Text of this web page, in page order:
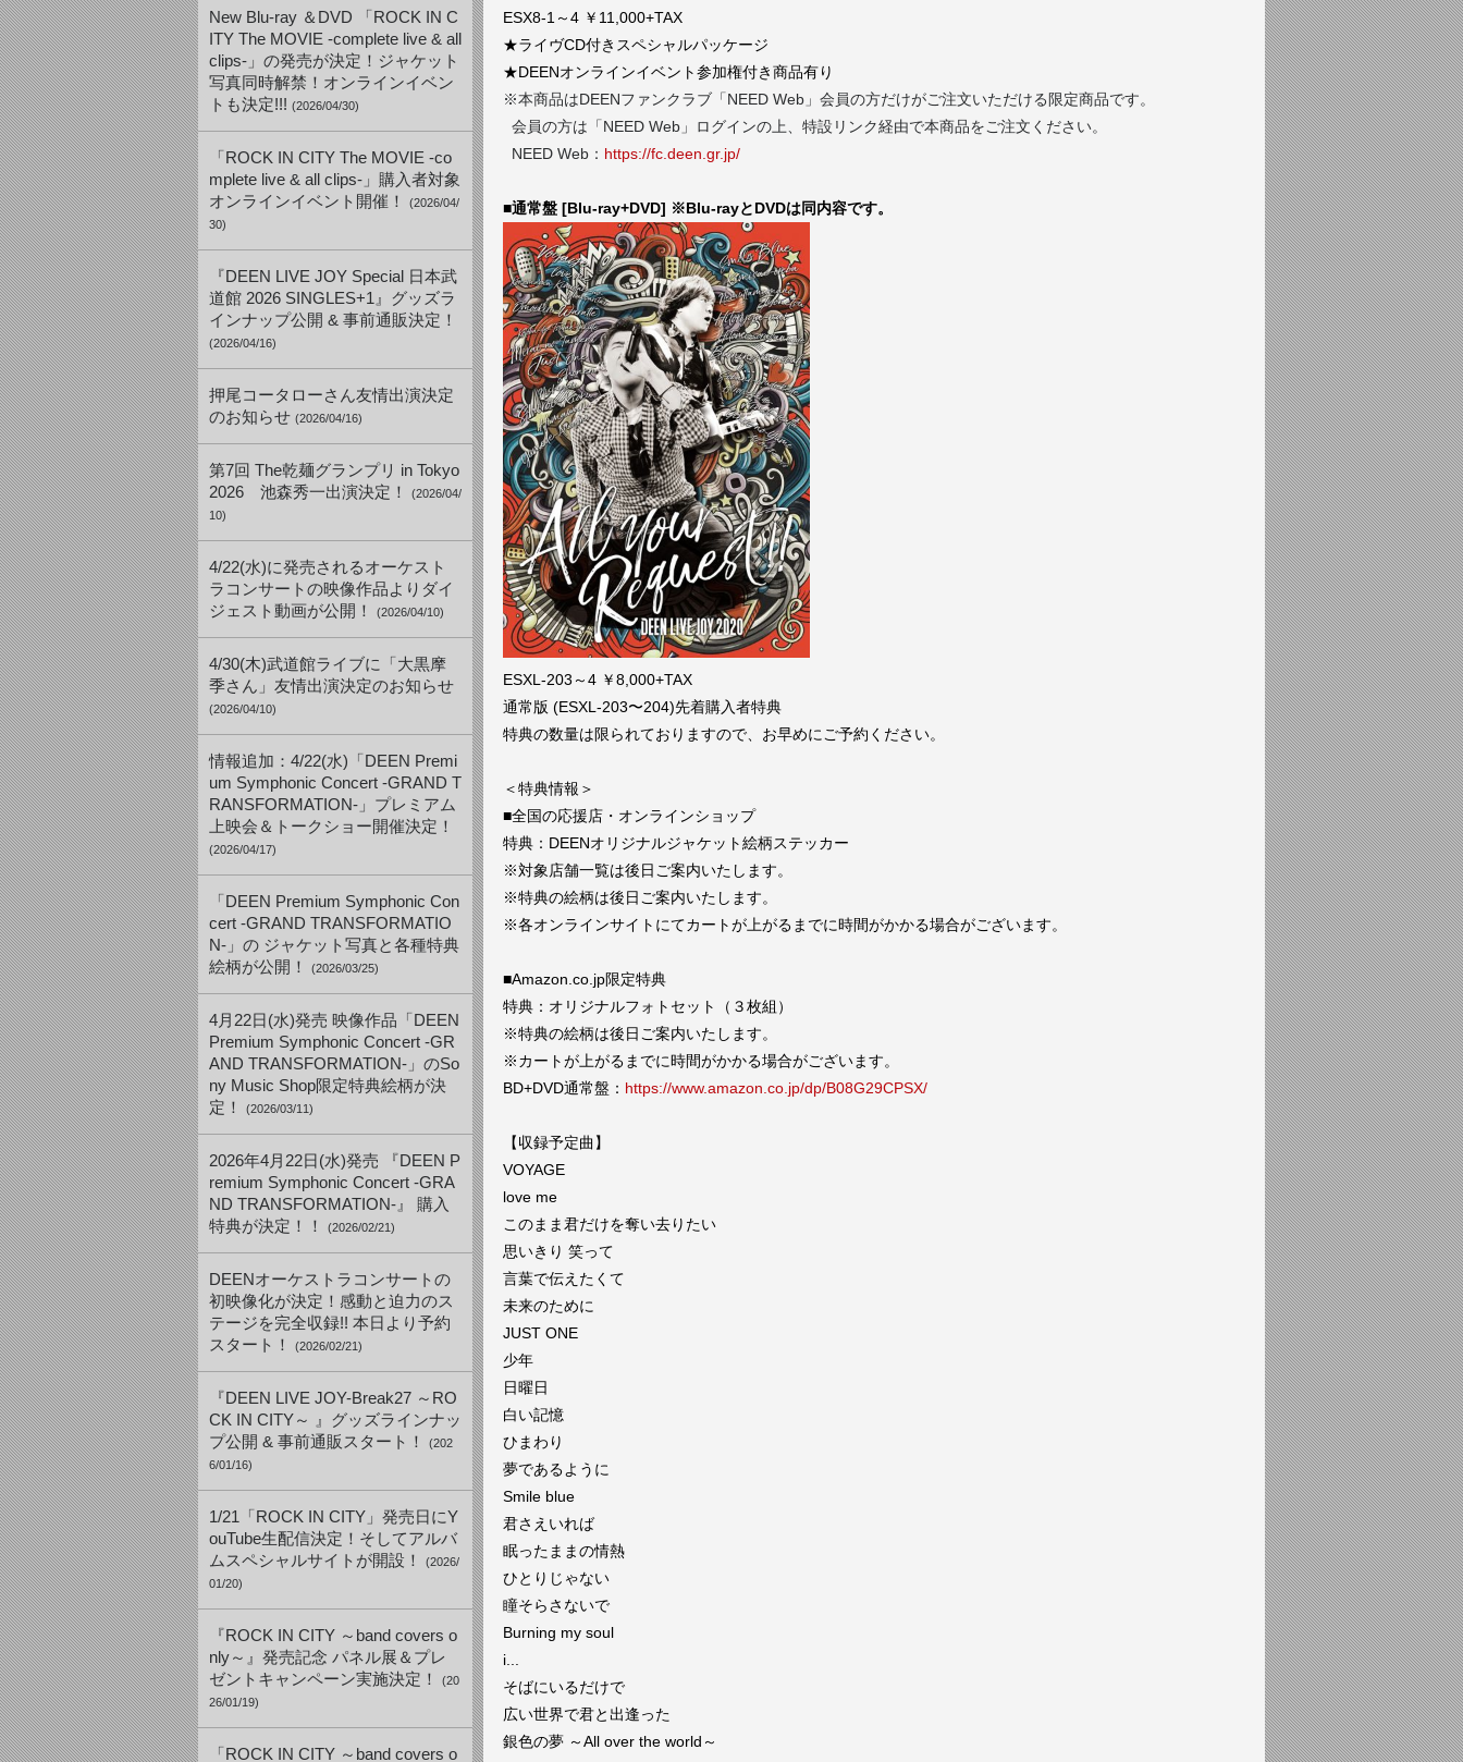
New Blu-ray ＆DVD 「ROCK IN C
ITY The MOVIE -complete live & all
clips-」の発売が決定！ジャケット
写真同時解禁！オンラインイベン
トも決定!!! (2026/04/30)
「ROCK IN CITY The MOVIE -co
mplete live & all clips-」購入者対象
オンラインイベント開催！
(2026/04/
30)
『DEEN LIVE JOY Special 日本武
道館 2026 SINGLES+1』グッズラ
インナップ公開 & 事前通販決定！
(2026/04/16)
押尾コータローさん友情出演決定
のお知らせ (2026/04/16)
第7回 The乾麺グランプリ in Tokyo
2026 池森秀一出演決定！
(2026/04/
10)
4/22(水)に発売されるオーケスト
ラコンサートの映像作品よりダイ
ジェスト動画が公開！
(2026/04/10)
4/30(木)武道館ライブに「大黒摩
季さん」友情出演決定のお知らせ
(2026/04/10)
情報追加：4/22(水)「DEEN Premi
um Symphonic Concert -GRAND T
RANSFORMATION-」プレミアム
上映会＆トークショー開催決定！
(2026/04/17)
「DEEN Premium Symphonic Con
cert -GRAND TRANSFORMATIO
N-」の ジャケット写真と各種特典
絵柄が公開！
(2026/03/25)
4月22日(水)発売 映像作品「DEEN
Premium Symphonic Concert -GR
AND TRANSFORMATION-」のSo
ny Music Shop限定特典絵柄が決
定！
(2026/03/11)
2026年4月22日(水)発売 『DEEN P
remium Symphonic Concert -GRA
ND TRANSFORMATION-』 購入
特典が決定！！
(2026/02/21)
DEENオーケストラコンサートの
初映像化が決定！感動と迫力のス
テージを完全収録!! 本日より予約
スタート！
(2026/02/21)
『DEEN LIVE JOY-Break27 ～RO
CK IN CITY～ 』グッズラインナッ
プ公開 & 事前通販スタート！
(202
6/01/16)
1/21「ROCK IN CITY」発売日にY
ouTube生配信決定！そしてアルバ
ムスペシャルサイトが開設！
(2026/
01/20)
『ROCK IN CITY ～band covers o
nly～』発売記念 パネル展＆プレ
ゼントキャンペーン実施決定！
(20
26/01/19)
「ROCK IN CITY ～band covers o
ESX8-1～4 ￥11,000+TAX
★ライヴCD付きスペシャルパッケージ
★DEENオンラインイベント参加権付き商品有り
※本商品はDEENファンクラブ「NEED Web」会員の方だけがご注文いただける限定商品です。
会員の方は 「NEED Web」
ログインの上、特設リンク経由で本商品をご注文ください。
NEED Web： https://fc.deen.gr.jp/
■通常盤 [Blu-ray+DVD] ※Blu-rayとDVDは同内容です。
ESXL-203～4 ￥8,000+TAX
通常版 (ESXL-203〜204)先着購入者特典
特典の数量は限られておりますので、お早めにご予約ください。
＜特典情報＞
■全国の応援店・オンラインショップ
特典：DEENオリジナルジャケット絵柄ステッカー
※対象店舗一覧は後日ご案内いたします。
※特典の絵柄は後日ご案内いたします。
※各オンラインサイトにてカートが上がるまでに時間がかかる場合がございます。
■Amazon.co.jp限定特典
特典：オリジナルフォトセット（３枚組）
※特典の絵柄は後日ご案内いたします。
※カートが上がるまでに時間がかかる場合がございます。
BD+DVD通常盤： https://www.amazon.co.jp/dp/B08G29CPSX/
【収録予定曲】
VOYAGE
love me
このまま君だけを奪い去りたい
思いきり 笑って
言葉で伝えたくて
未来のために
JUST ONE
少年
日曜日
白い記憶
ひまわり
夢であるように
Smile blue
君さえいれば
眠ったままの情熱
ひとりじゃない
瞳そらさないで
Burning my soul
i...
そばにいるだけで
広い世界で君と出逢った
銀色の夢 ～All over the world～